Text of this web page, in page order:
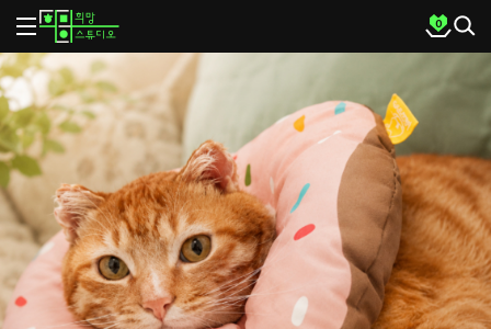
MENU LOGO cart
0
메
인
배
너